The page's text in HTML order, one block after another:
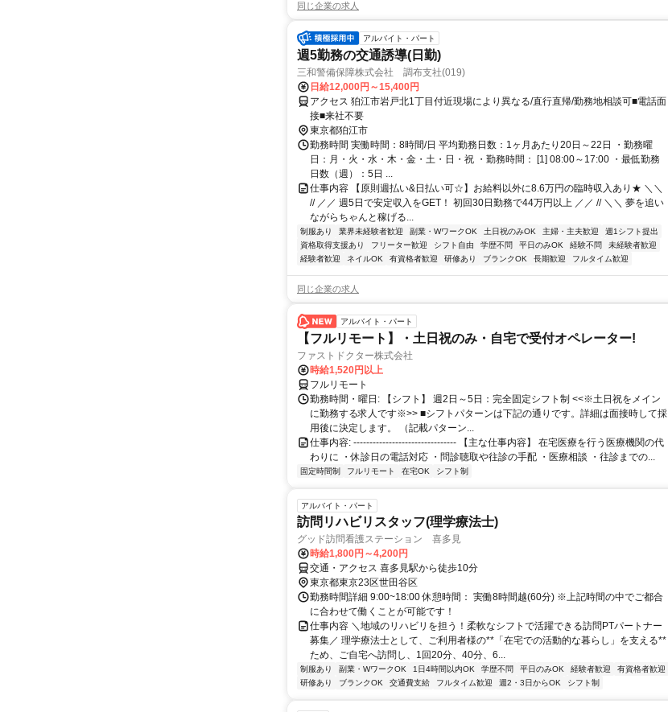
同じ企業の求人
アルバイト・パート
週5勤務の交通誘導(日勤)
三和警備保障株式会社 調布支社(019)
日給12,000円～15,400円
アクセス 狛江市岩戸北1丁目付近現場により異なる/直行直帰/勤務地相談可■電話面
接■来社不要
東京都狛江市
勤務時間 実働時間：8時間/日 平均勤務日数：1ヶ月あたり20日～22日 ・勤務曜
日：月・火・水・木・金・土・日・祝 ・勤務時間： [1] 08:00～17:00 ・最低勤務
日数（週）：5日 ...
仕事内容 【原則週払い&日払い可☆】お給料以外に8.6万円の臨時収入あり★ ＼＼
// ／／ 週5日で安定収入をGET！ 初回30日勤務で44万円以上 ／／ // ＼＼ 夢を追い
ながらちゃんと稼げる...
制服あり 業界未経験者歓迎 副業・WワークOK 土日祝のみOK 主婦・主夫歓迎
週1シフト提出
資格取得支援あり
フリーター歓迎 シフト自由 学歴不問 平日のみOK 経験不問
未経験者歓迎
経験者歓迎
ネイルOK 有資格者歓迎 研修あり ブランクOK 長期歓迎 フルタイム歓迎
同じ企業の求人
アルバイト・パート
【フルリモート】・土日祝のみ・自宅で受付オペレーター!
ファストドクター株式会社
時給1,520円以上
フルリモート
勤務時間・曜日: 【シフト】 週2日～5日：完全固定シフト制 <<※土日祝をメイン
に勤務する求人です※>> ■シフトパターンは下記の通りです。詳細は面接時して採
用後に決定します。 （記載パターン...
仕事内容: -------------------------------- 【主な仕事内容】 在宅医療を行う医療機関の代
わりに ・休診日の電話対応 ・問診聴取や往診の手配 ・医療相談 ・往診までの...
固定時間制 フルリモート 在宅OK シフト制
アルバイト・パート
訪問リハビリスタッフ(理学療法士)
グッド訪問看護ステーション 喜多見
時給1,800円～4,200円
交通・アクセス 喜多見駅から徒歩10分
東京都東京23区世田谷区
勤務時間詳細 9:00~18:00 休憩時間： 実働8時間越(60分) ※上記時間の中でご都合
に合わせて働くことが可能です！
仕事内容 ＼地域のリハビリを担う！柔軟なシフトで活躍できる訪問PTパートナー
募集／ 理学療法士として、ご利用者様の**「在宅での活動的な暮らし」を支える**
ため、ご自宅へ訪問し、1回20分、40分、6...
制服あり 副業・WワークOK 1日4時間以内OK 学歴不問 平日のみOK 経験者歓迎
有資格者歓迎
研修あり
ブランクOK 交通費支給 フルタイム歓迎 週2・3日からOK シフト制